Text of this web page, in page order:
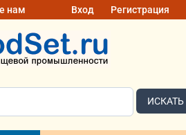
нам Вход Регистрация
ИСКАТЬ